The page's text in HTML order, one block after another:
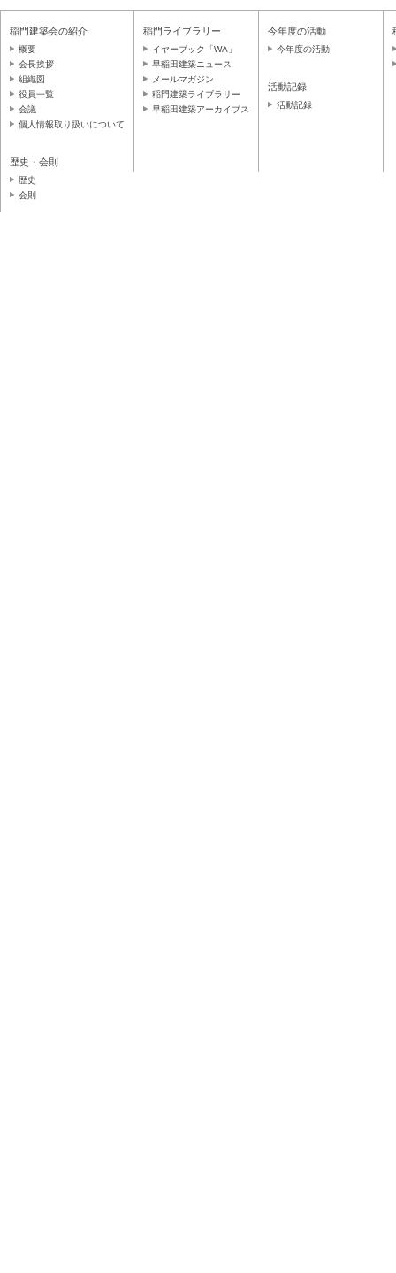
稲門建築会の紹介
概要
会長挨拶
組織図
役員一覧
会議
個人情報取り扱いについて
歴史・会則
歴史
会則
稲門ライブラリー
イヤーブック「WA」
早稲田建築ニュース
メールマガジン
稲門建築ライブラリー
早稲田建築アーカイブス
今年度の活動
今年度の活動
活動記録
活動記録